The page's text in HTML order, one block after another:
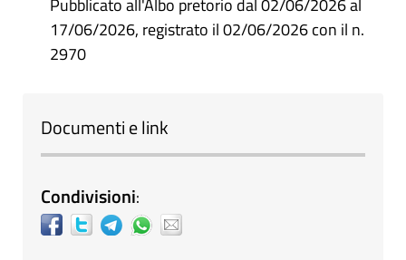
Pubblicato all'Albo pretorio dal 02/06/2026 al
17/06/2026, registrato il 02/06/2026 con il n.
2970
Documenti e link
Condivisioni: